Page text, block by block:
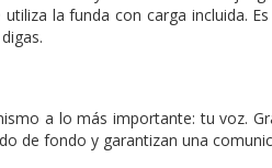
la funda con carga incluida.
a lo más importante: tu voz.
de fondo y garantizan una